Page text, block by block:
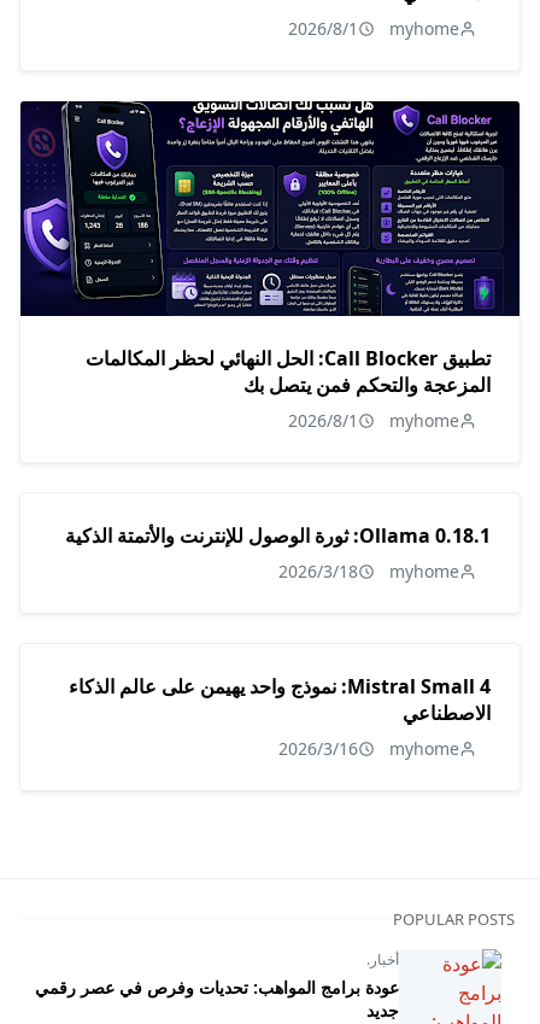
myhome
2026/8/1
تطبيق Call Blocker: الحل النهائي لحظر المكالمات
المزعجة والتحكم فمن يتصل بك
myhome
2026/8/1
Ollama 0.18.1: ثورة الوصول للإنترنت والأتمتة الذكية
myhome
2026/3/18
Mistral Small 4: نموذج واحد يهيمن على عالم الذكاء
الاصطناعي
myhome
2026/3/16
POPULAR POSTS
أخبار.
عودة برامج المواهب: تحديات وفرص في عصر رقمي
جديد